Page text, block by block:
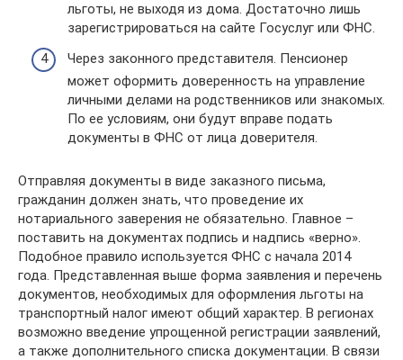
льготы, не выходя из дома. Достаточно лишь
зарегистрироваться на сайте Госуслуг или ФНС.
Через законного представителя. Пенсионер
может оформить доверенность на управление
личными делами на родственников или знакомых.
По ее условиям, они будут вправе подать
документы в ФНС от лица доверителя.
Отправляя документы в виде заказного письма,
гражданин должен знать, что проведение их
нотариального заверения не обязательно. Главное –
поставить на документах подпись и надпись «верно».
Подобное правило используется ФНС с начала 2014
года. Представленная выше форма заявления и перечень
документов, необходимых для оформления льготы на
транспортный налог имеют общий характер. В регионах
возможно введение упрощенной регистрации заявлений,
а также дополнительного списка документации. В связи